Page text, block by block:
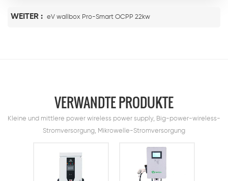
WEITER : eV wallbox Pro-Smart OCPP 22kw
VERWANDTE PRODUKTE
Kleine und mittlere power wireless power supply, Big-power-wireless-
Stromversorgung, Mikrowelle-Stromversorgung